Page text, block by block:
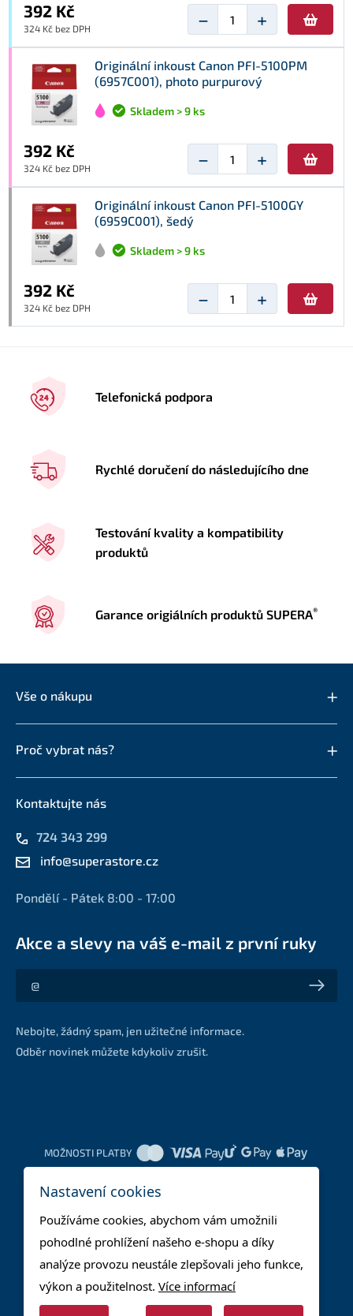
392 Kč
324 Kč bez DPH − +
Originální inkoust Canon PFI-5100PM
(6957C001), photo purpurový
Skladem > 9 ks
392 Kč
324 Kč bez DPH − +
Originální inkoust Canon PFI-5100GY
(6959C001), šedý
Skladem > 9 ks
392 Kč
324 Kč bez DPH − +
Telefonická podpora
Rychlé doručení do následujícího dne
Testování kvality a kompatibility
produktů
Garance origiálních produktů SUPERA®
Vše o nákupu
Proč vybrat nás?
Kontaktujte nás
724 343 299
info@superastore.cz
Pondělí - Pátek 8:00 - 17:00
Akce a slevy na váš e-mail z první ruky
Akce a slevy na váš e-mail z první ruky
Nebojte, žádný spam, jen užitečné informace.
Odběr novinek můžete kdykoliv zrušit.
MOŽNOSTI PLATBY
Nastavení cookies
Používáme cookies, abychom vám umožnili
pohodlné prohlížení našeho e-shopu a díky
analýze provozu neustále zlepšovali jeho funkce,
výkon a použitelnost. Více informací